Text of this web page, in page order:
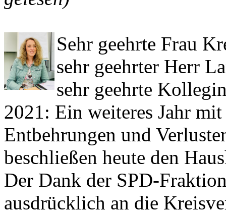
Sehr geehrte Frau
sehr geehrter Herr
sehr geehrte
2021: Ein weiteres Jahr
Entbehrungen und
beschließen heute den
Der Dank der SPD-
ausdrücklich an die